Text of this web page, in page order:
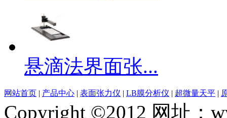
悬滴法界面张...
网站首页 | 产品中心 | 表面张力仪 | LB膜分析仪 | 超微量天平 |
Copyright ©2012 网址：